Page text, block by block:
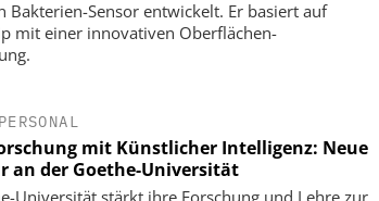
Bakterien-Sensor entwickelt. Er basiert auf
mit einer innovativen Oberflächen-
PERSONAL
mit Künstlicher Intelligenz: Neue
an der Goethe-Universität